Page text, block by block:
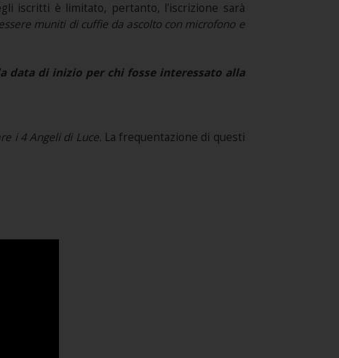
iscritti è limitato, pertanto, l'iscrizione sarà
muniti di cuffie da ascolto con microfono e
data di inizio per chi fosse interessato alla
i 4 Angeli di Luce. La frequentazione di questi